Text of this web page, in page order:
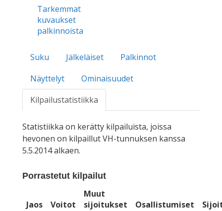
Tarkemmat
kuvaukset
palkinnoista
Suku Jälkeläiset
Palkinnot
Näyttelyt
Ominaisuudet
Kilpailustatistiikka
Statistiikka on kerätty kilpailuista, joissa
hevonen on kilpaillut VH-tunnuksen kanssa
5.5.2014 alkaen.
Porrastetut kilpailut
Jaos Voitot
Muut
sijoitukset
Osallistumiset